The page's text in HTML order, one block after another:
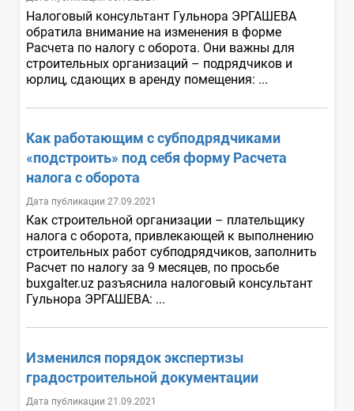
Налоговый консультант Гульнора ЭРГАШЕВА
обратила внимание на изменения в форме
Расчета по налогу с оборота. Они важны для
строительных организаций – подрядчиков и
юрлиц, сдающих в аренду помещения: ...
Как работающим с субподрядчиками
«подстроить» под себя форму Расчета
налога с оборота
Дата публикации 27.09.2021
Как строительной организации – плательщику
налога с оборота, привлекающей к выполнению
строительных работ субподрядчиков, заполнить
Расчет по налогу за 9 месяцев, по просьбе
buxgalter.uz разъяснила налоговый консультант
Гульнора ЭРГАШЕВА: ...
Изменился порядок экспертизы
градостроительной документации
Дата публикации 21.09.2021